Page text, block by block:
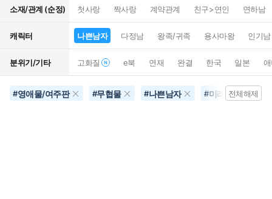
소재/관계 (순정) 첫사랑 짝사랑 계약관계 친구>연인 연하남
캐릭터 나쁜남자 다정남 왕족/귀족 용사마왕 인기남
분위기/기타 고화질 e북 연재 완결 한국 일본
#영애물/여주판 #무협물 #나쁜남자 #미래배경전체해제